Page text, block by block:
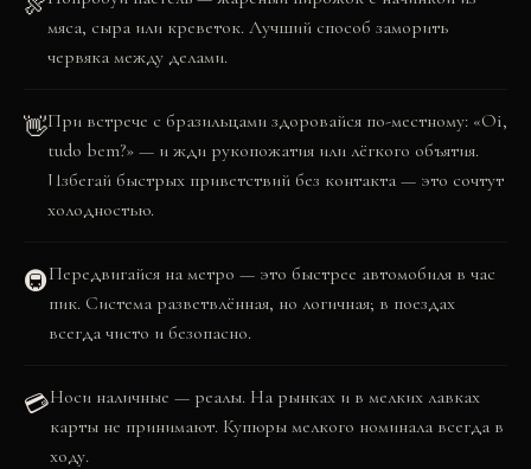
🍖
мяса, сыра или креветок. Лучший способ заморить
червяка между делами.
👋При встрече с бразильцами здоровайся по-местному: «Oi,
tudo bem?» — и жди рукопожатия или лёгкого объятия.
Избегай быстрых приветствий без контакта — это сочтут
холодностью.
🚇Передвигайся на метро — это быстрее автомобиля в час
пик. Система разветвлённая, но логичная; в поездах
всегда чисто и безопасно.
💳Носи наличные — реалы. На рынках и в мелких лавках
карты не принимают. Купюры мелкого номинала всегда в
ходу.